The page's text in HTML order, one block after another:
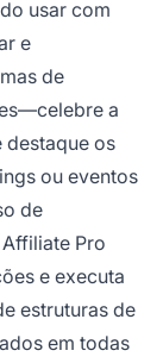
usar com
e
de
a
destaque os
ou eventos
de
Pro
e executa
estruturas de
em todas